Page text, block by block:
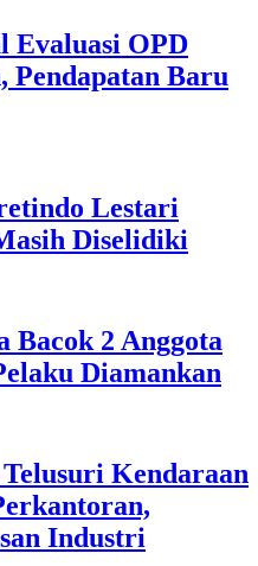
Evaluasi OPD
Pendapatan Baru
Lestari
Diselidiki
Bacok 2 Anggota
Diamankan
Kendaraan
Industri